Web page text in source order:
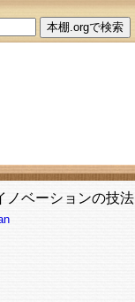
ノベーションの技法